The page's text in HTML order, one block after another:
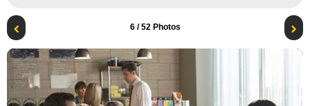
6/ 52 Photos